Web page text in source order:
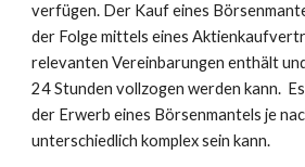
verfügen. Der Kauf eines
der Folge mittels eines
relevanten Vereinbarungen enthält
24 Stunden vollzogen werden kann.
der Erwerb eines Börsenmantels je
unterschiedlich komplex sein kann.